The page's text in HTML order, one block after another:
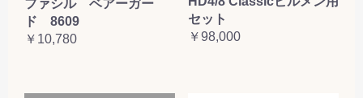
ファシル ベアーガー
ド 8609
￥10,780
セット
￥98,000